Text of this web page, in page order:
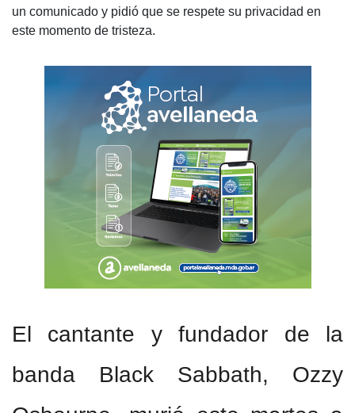
un comunicado y pidió que se respete su privacidad en
este momento de tristeza.
El cantante y fundador de la
banda Black Sabbath, Ozzy